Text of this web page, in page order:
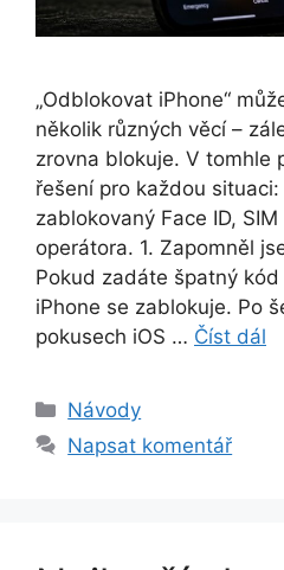
„Odblokovat iPhone“
několik různých věcí –
zrovna blokuje. V tomhle
řešení pro každou
zablokovaný Face ID,
operátora. 1. Zapomněl
Pokud zadáte špatný
iPhone se zablokuje. Po
pokusech iOS … Číst dál
Rubriky
Návody
Napsat komentář